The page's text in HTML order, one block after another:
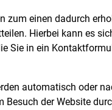
zum einen dadurch
Hierbei kann es
Sie in ein
automatisch oder
Besuch der Website